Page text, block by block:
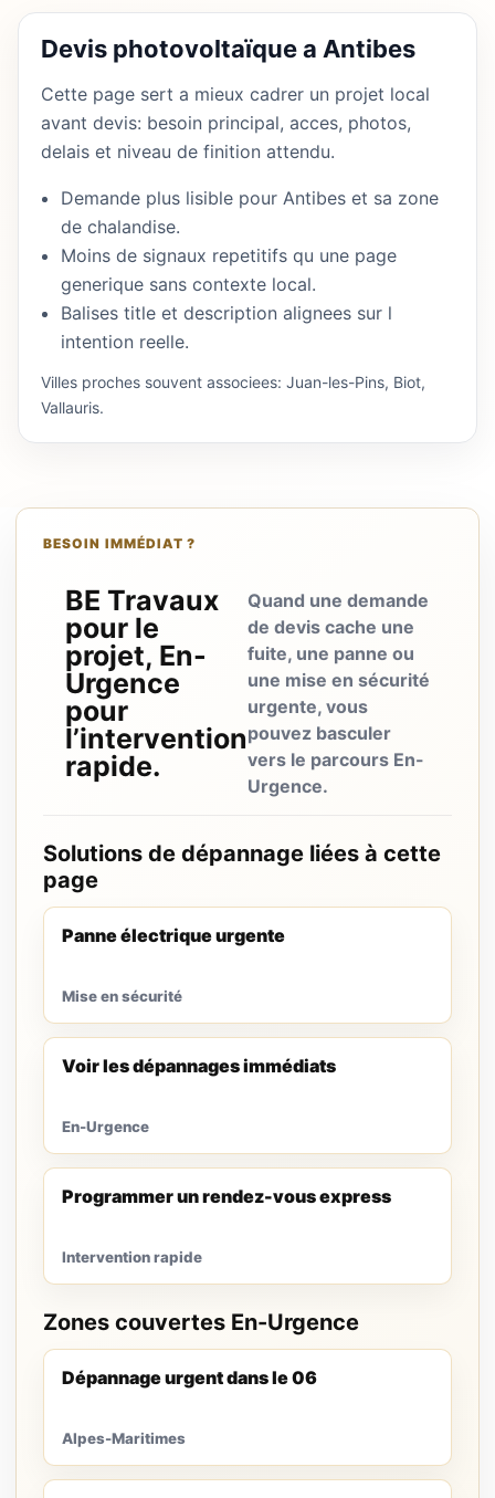
Devis photovoltaïque a Antibes
Cette page sert a mieux cadrer un projet local
avant devis: besoin principal, acces, photos,
delais et niveau de finition attendu.
Demande plus lisible pour Antibes et sa zone
de chalandise.
Moins de signaux repetitifs qu une page
generique sans contexte local.
Balises title et description alignees sur l
intention reelle.
Villes proches souvent associees: Juan-les-Pins, Biot,
Vallauris.
BESOIN IMMÉDIAT ?
BE Travaux
pour le
projet, En-
Urgence
pour
l’intervention
rapide.
Quand une demande
de devis cache une
fuite, une panne ou
une mise en sécurité
urgente, vous
pouvez basculer
vers le parcours En-
Urgence.
Solutions de dépannage liées à cette
page
Panne électrique urgente
Mise en sécurité
Voir les dépannages immédiats
En-Urgence
Programmer un rendez-vous express
Intervention rapide
Zones couvertes En-Urgence
Dépannage urgent dans le 06
Alpes-Maritimes